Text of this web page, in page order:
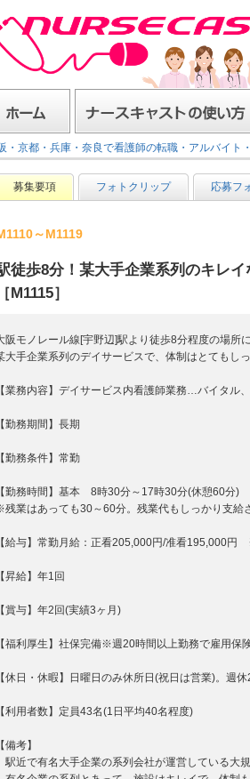
ナースキャストの使い方
・京都・兵庫・奈良で看護師の転職・アルバイ
募集要項 フォトクリップ 応募フ
～M1119
徒歩8分！某大手企業系列のキレ
［M1115］
阪モノレール線[宇野辺]駅より徒歩8分程度の場所
大手企業系列のデイサービスで、体制はとてもしっ
【業務内容】デイサービス内看護師業務…バイタル
【勤務期間】長期
【勤務条件】常勤
【勤務時間】基本 8時30分～17時30分(休憩60分)
業はあっても30～60分。残業代もしっかり支給
【給与】常勤月給：正看205,000円/准看195,000
【昇給】年1回
【賞与】年2回(実績3ヶ月)
【福利厚生】社保完備※週20時間以上勤務で雇用保
【休日・休暇】日曜日のみ休所日(祝日は営業)。週
【利用者数】定員43名(1日平均40名程度)
【備考】
駅近で有名大手企業の系列会社が運営している大規